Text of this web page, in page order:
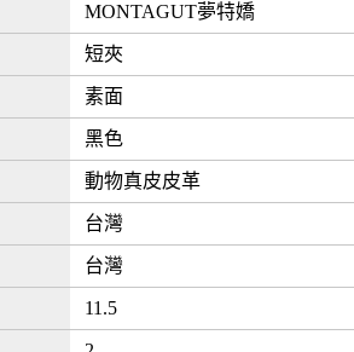
MONTAGUT夢特嬌
短夾
素面
黑色
動物真皮皮革
台灣
台灣
11.5